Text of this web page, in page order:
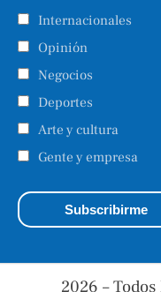
Internacionales
Opinión
Negocios
Deportes
Arte y cultura
Gente y empresa
2026 –